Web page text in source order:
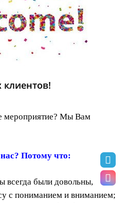
клиентов!
мероприятие? Мы Вам
Потому что:
всегда были довольны,
с пониманием и вниманием;